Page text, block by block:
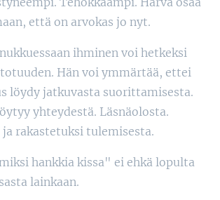
että on arvokas jo nyt.
ihminen voi hetkeksi
Hän voi ymmärtää, ettei
löydy jatkuvasta suorittamisesta.
yhteydestä. Läsnäolosta.
ja rakastetuksi tulemisesta.
hankkia kissa" ei ehkä lopulta
lainkaan.